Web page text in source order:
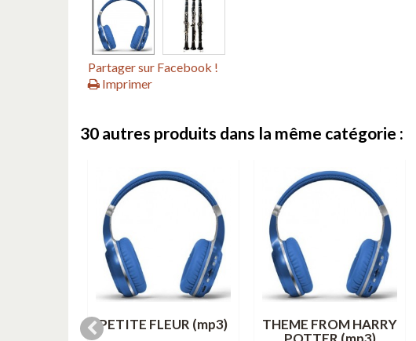
Partager sur Facebook !
Imprimer
30 autres produits dans la même catégorie :
PETITE FLEUR (mp3)
THEME FROM HARRY